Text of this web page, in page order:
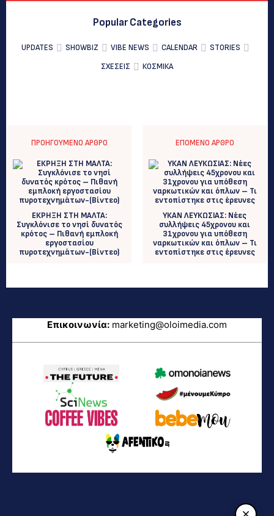
Popular Categories
UPDATES SHOWBIZ VIBE NEWS CALENDAR
STORIES
ΣΧΕΣΕΙΣ
ΚΟΣΜΙΚΑ
ΠΡΟΗΓΟΎΜΕΝΟ ΆΡΘΡΟ
ΕΚΡΗΞΗ ΣΤΗ ΜΑΛΤΑ:
Συγκλόνισε το νησί δυνατός
κρότος – Πιθανή εμπλοκή
εργοστασίου
πυροτεχνημάτων-(Βίντεο)
ΕΠΌΜΕΝΟ ΆΡΘΡΟ
ΥΚΑΝ ΛΕΥΚΩΣΙΑΣ: Νέες
συλλήψεις 45χρονου και
31χρονου για υπόθεση
ναρκωτικών και όπλων – Τι
εντοπίστηκε στις έρευνες
Επικοινωνία: marketing@oloimedia.com